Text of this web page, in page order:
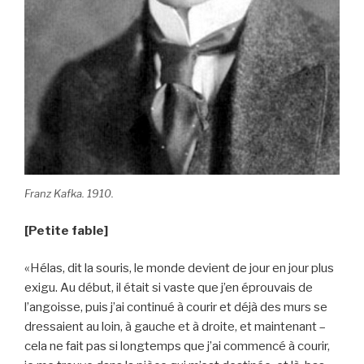
Franz Kafka. 1910.
[Petite fable]
«Hélas, dit la souris, le monde devient de jour en jour plus
exigu. Au début, il était si vaste que j’en éprouvais de
l’angoisse, puis j’ai continué à courir et déjà des murs se
dressaient au loin, à gauche et à droite, et maintenant –
cela ne fait pas si longtemps que j’ai commencé à courir,